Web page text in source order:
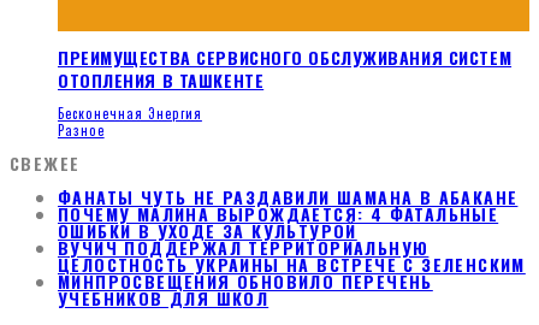
ПРЕИМУЩЕСТВА СЕРВИСНОГО ОБСЛУЖИВАНИЯ СИСТЕМ
ОТОПЛЕНИЯ В ТАШКЕНТЕ
Бесконечная Энергия
Разное
СВЕЖЕЕ
ФАНАТЫ ЧУТЬ НЕ РАЗДАВИЛИ ШАМАНА В АБАКАНЕ
ПОЧЕМУ МАЛИНА ВЫРОЖДАЕТСЯ: 4 ФАТАЛЬНЫЕ
ОШИБКИ В УХОДЕ ЗА КУЛЬТУРОЙ
ВУЧИЧ ПОДДЕРЖАЛ ТЕРРИТОРИАЛЬНУЮ
ЦЕЛОСТНОСТЬ УКРАИНЫ НА ВСТРЕЧЕ С ЗЕЛЕНСКИМ
МИНПРОСВЕЩЕНИЯ ОБНОВИЛО ПЕРЕЧЕНЬ
УЧЕБНИКОВ ДЛЯ ШКОЛ